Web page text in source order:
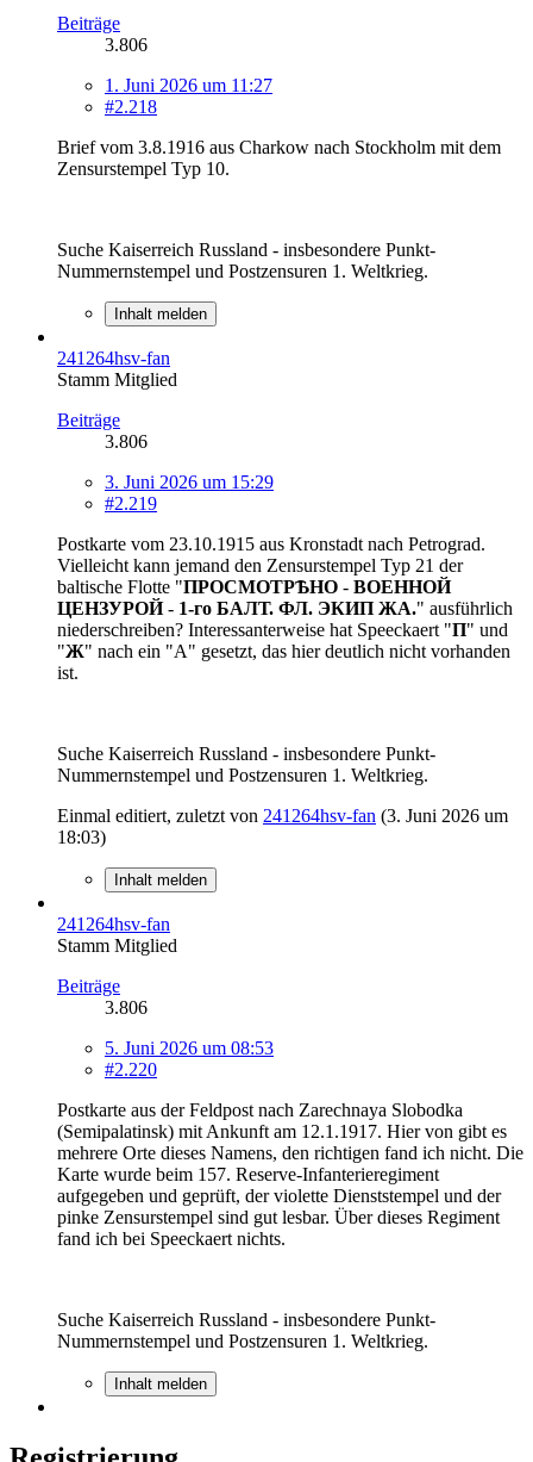
Beiträge
3.806
1. Juni 2026 um 11:27
#2.218
Brief vom 3.8.1916 aus Charkow nach Stockholm mit dem
Zensurstempel Typ 10.
Suche Kaiserreich Russland - insbesondere Punkt-
Nummernstempel und Postzensuren 1. Weltkrieg.
Inhalt melden
241264hsv-fan
Stamm Mitglied
Beiträge
3.806
3. Juni 2026 um 15:29
#2.219
Postkarte vom 23.10.1915 aus Kronstadt nach Petrograd.
Vielleicht kann jemand den Zensurstempel Typ 21 der
baltische Flotte "ПРОСМОТРѢНО - ВОЕННОЙ
ЦЕНЗУРОЙ- 1-го БАЛТ. ФЛ. ЭКИП ЖА." ausführlich
niederschreiben? Interessanterweise hat Speeckaert "П" und
"Ж" nach ein "A" gesetzt, das hier deutlich nicht vorhanden
ist.
Suche Kaiserreich Russland - insbesondere Punkt-
Nummernstempel und Postzensuren 1. Weltkrieg.
Einmal editiert, zuletzt von 241264hsv-fan (3. Juni 2026 um
18:03)
Inhalt melden
241264hsv-fan
Stamm Mitglied
Beiträge
3.806
5. Juni 2026 um 08:53
#2.220
Postkarte aus der Feldpost nach Zarechnaya Slobodka
(Semipalatinsk) mit Ankunft am 12.1.1917. Hier von gibt es
mehrere Orte dieses Namens, den richtigen fand ich nicht. Die
Karte wurde beim 157. Reserve-Infanterieregiment
aufgegeben und geprüft, der violette Dienststempel und der
pinke Zensurstempel sind gut lesbar. Über dieses Regiment
fand ich bei Speeckaert nichts.
Suche Kaiserreich Russland - insbesondere Punkt-
Nummernstempel und Postzensuren 1. Weltkrieg.
Inhalt melden